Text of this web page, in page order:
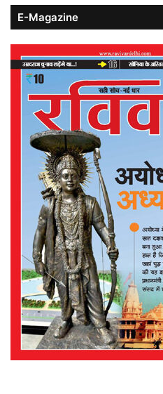
E-Magazine